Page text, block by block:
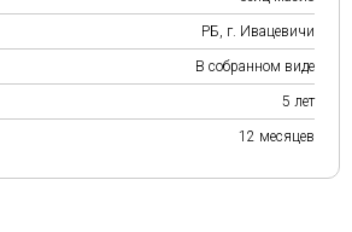
РБ, г. Ивацевичи
В собранном виде
5 лет
12 месяцев